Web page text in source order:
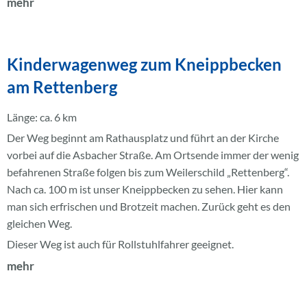
Kinderwagenweg zum Kneippbecken
am Rettenberg
Länge: ca. 6 km
Der Weg beginnt am Rathausplatz und führt an der Kirche
vorbei auf die Asbacher Straße. Am Ortsende immer der wenig
befahrenen Straße folgen bis zum Weilerschild „Rettenberg“.
Nach ca. 100 m ist unser Kneippbecken zu sehen. Hier kann
man sich erfrischen und Brotzeit machen. Zurück geht es den
gleichen Weg.
Dieser Weg ist auch für Rollstuhlfahrer geeignet.
mehr